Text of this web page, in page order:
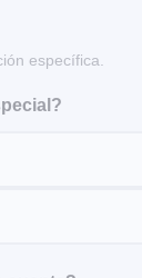
específica.